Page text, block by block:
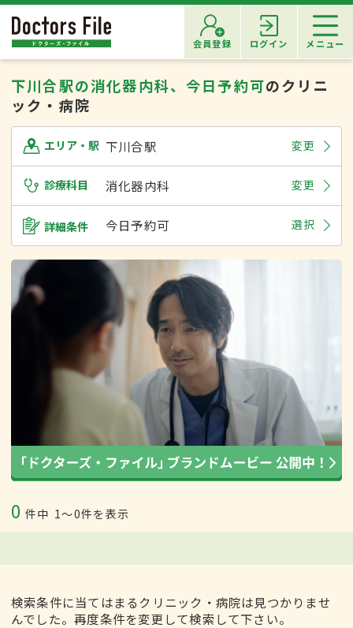
会員登録 ログイン メニュー
下川合駅の消化器内科、今日予約可のクリニ
ック・病院
エリア・駅 下川合駅 変更
診療科目 消化器内科 変更
詳細条件 今日予約可 選択
0 件中 1〜0件を表示
検索条件に当てはまるクリニック・病院は見つかりませ
んでした。再度条件を変更して検索して下さい。